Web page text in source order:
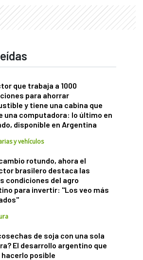
que trabaja a 1000
para ahorrar
y tiene una cabina que
una computadora: lo último en
disponible en Argentina
y vehículos
rotundo, ahora el
brasilero destaca las
condiciones del agro
para invertir: "Los veo más
de soja con una sola
El desarrollo argentino que
posible